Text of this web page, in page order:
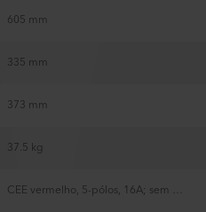
605 mm
335 mm
373 mm
37.5 kg